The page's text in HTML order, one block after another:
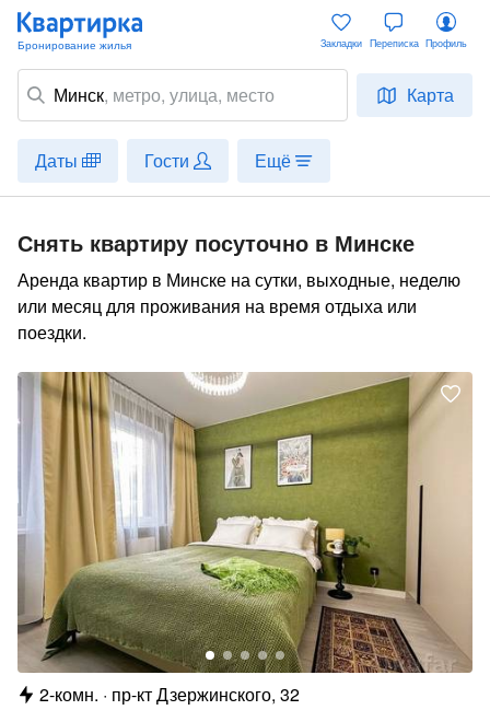
Минск, метро, улица, место Карта
Закладки Переписка Профиль
Даты Гости Ещё
Снять квартиру посуточно в Минске
Аренда квартир в Минске на сутки, выходные, неделю
или месяц для проживания на время отдыха или
поездки.
2-комн.
пр-кт Дзержинского, 32